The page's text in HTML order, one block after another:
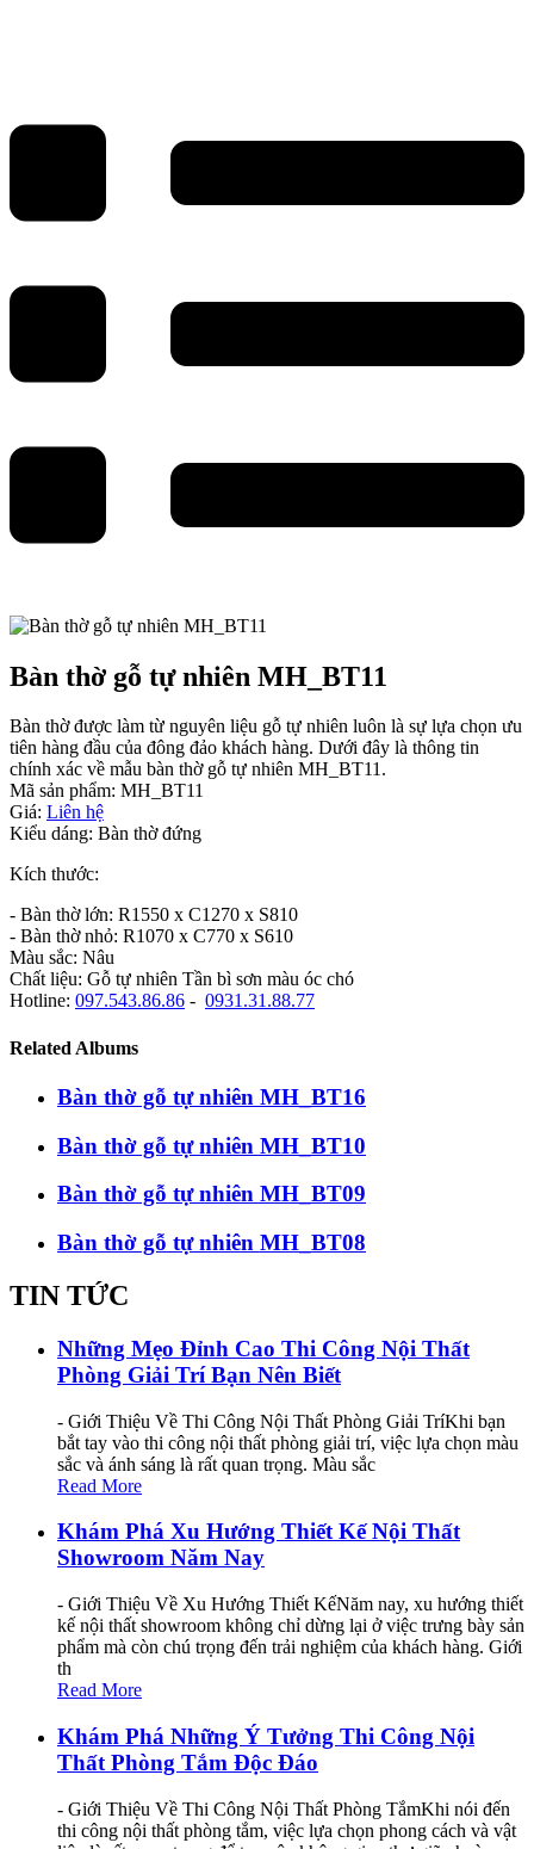
Bàn thờ gỗ tự nhiên MH_BT11
Bàn thờ được làm từ nguyên liệu gỗ tự nhiên luôn là sự lựa chọn ưu
tiên hàng đầu của đông đảo khách hàng. Dưới đây là thông tin
chính xác về mẫu bàn thờ gỗ tự nhiên MH_BT11.
Mã sản phẩm: MH_BT11
Giá: Liên hệ
Kiểu dáng: Bàn thờ đứng
Kích thước:
- Bàn thờ lớn: R1550 x C1270 x S810
- Bàn thờ nhỏ: R1070 x C770 x S610
Màu sắc: Nâu
Chất liệu: Gỗ tự nhiên Tần bì sơn màu óc chó
Hotline: 097.543.86.86 - 0931.31.88.77
Related Albums
Bàn thờ gỗ tự nhiên MH_BT16
Bàn thờ gỗ tự nhiên MH_BT10
Bàn thờ gỗ tự nhiên MH_BT09
Bàn thờ gỗ tự nhiên MH_BT08
TIN TỨC
Những Mẹo Đỉnh Cao Thi Công Nội Thất
Phòng Giải Trí Bạn Nên Biết
- Giới Thiệu Về Thi Công Nội Thất Phòng Giải TríKhi bạn
bắt tay vào thi công nội thất phòng giải trí, việc lựa chọn màu
sắc và ánh sáng là rất quan trọng. Màu sắc
Read More
Khám Phá Xu Hướng Thiết Kế Nội Thất
Showroom Năm Nay
- Giới Thiệu Về Xu Hướng Thiết KếNăm nay, xu hướng thiết
kế nội thất showroom không chỉ dừng lại ở việc trưng bày sản
phẩm mà còn chú trọng đến trải nghiệm của khách hàng. Giới
th
Read More
Khám Phá Những Ý Tưởng Thi Công Nội
Thất Phòng Tắm Độc Đáo
- Giới Thiệu Về Thi Công Nội Thất Phòng TắmKhi nói đến
thi công nội thất phòng tắm, việc lựa chọn phong cách và vật